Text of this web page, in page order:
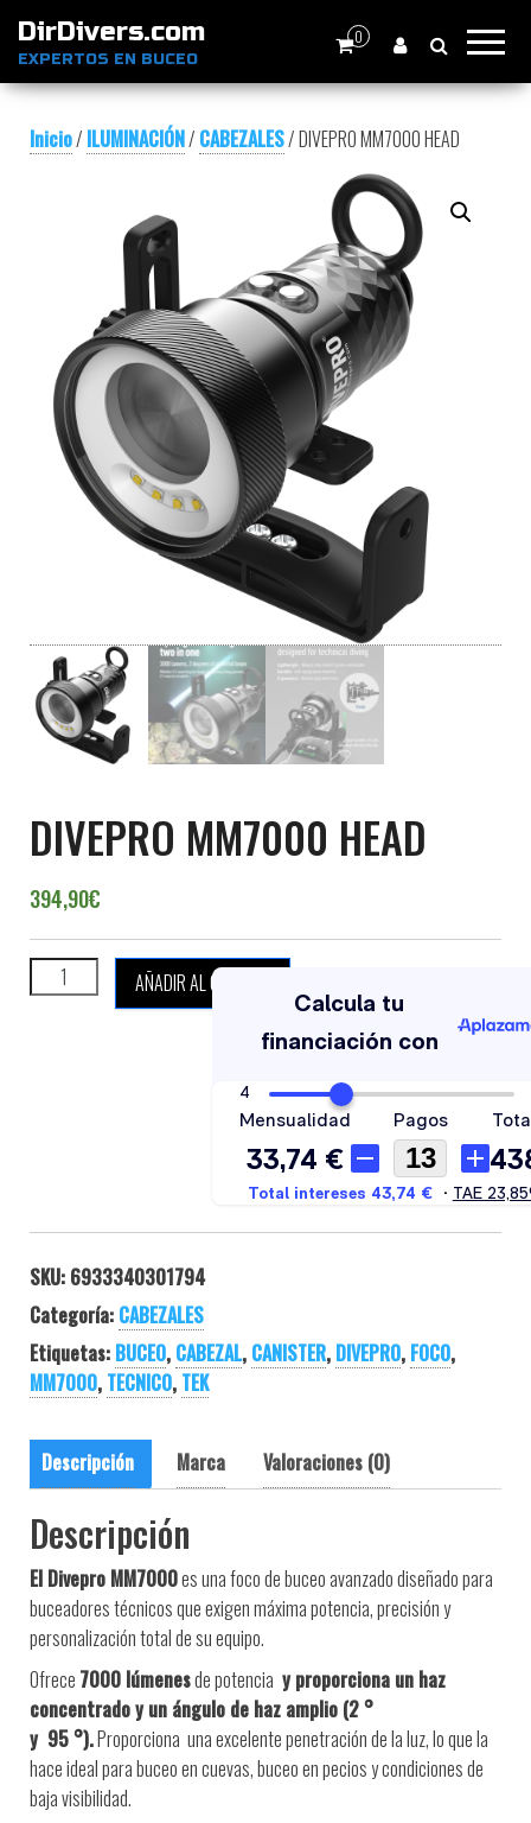
DirDivers.com
EXPERTOS EN BUCEO
0
Inicio/ ILUMINACIÓN/ CABEZALES/ DIVEPRO MM7000 HEAD
DIVEPRO MM7000 HEAD
394,90€
DIVEPRO MM7000 HEAD cantidad
AÑADIR AL CARRITO
SKU: 6933340301794
Categoría: CABEZALES
Etiquetas: BUCEO, CABEZAL, CANISTER, DIVEPRO, FOCO,
MM7000, TECNICO, TEK
Descripción Marca Valoraciones (0)
Descripción
El Divepro MM7000es una foco de buceo avanzado diseñado para
buceadores técnicos que exigen máxima potencia, precisión y
personalización total de su equipo.
Ofrece 7000 lúmenesde potencia y proporciona un haz
concentrado y un ángulo de haz amplio (2°
y 95°).Proporciona una excelente penetración de la luz, lo que la
hace ideal para buceo en cuevas, buceo en pecios y condiciones de
baja visibilidad.